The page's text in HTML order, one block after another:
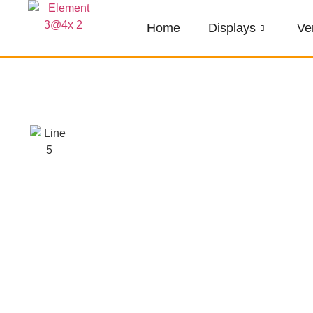
Home Displays